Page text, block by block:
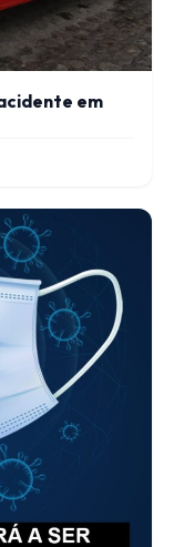
em